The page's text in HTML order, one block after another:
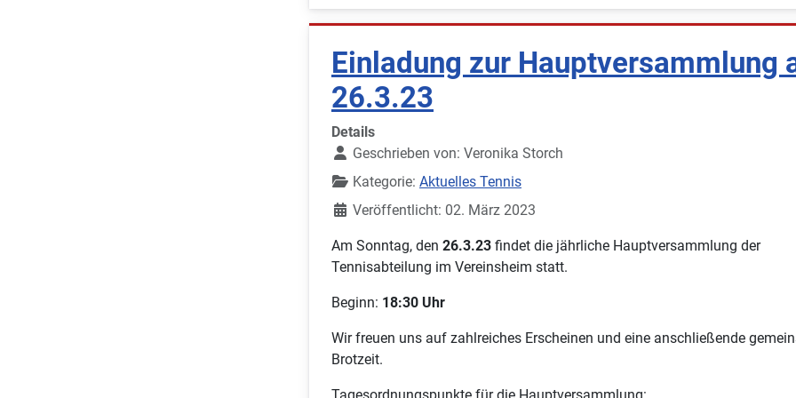
Einladung zur Hauptversammlung
26.3.23
Details
Geschrieben von: Veronika Storch
Kategorie: Aktuelles Tennis
Veröffentlicht: 02. März 2023
Am Sonntag, den 26.3.23 findet die jährliche Hauptversammlung der
Tennisabteilung im Vereinsheim statt.
Beginn: 18:30 Uhr
Wir freuen uns auf zahlreiches Erscheinen und eine anschließende
Brotzeit.